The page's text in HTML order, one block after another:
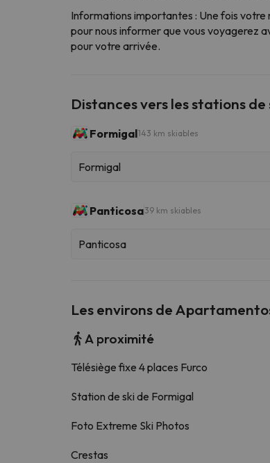
Informations importantes : Une fois
pour nous informer que vous voyagerez
pour votre arrivée.
Distances vers les stations de
Formigal143 km skiables
Formigal
Panticosa39 km skiables
Panticosa
Les environs de
A proximité
Télésiège fixe 4 places Furco
Station de ski de Formigal
Foto Extreme Ski Photos
Crestas